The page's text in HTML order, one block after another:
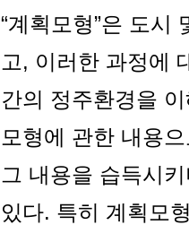
“계획모형”은 도시
고, 이러한 과정에
간의 정주환경을
모형에 관한 내용
그 내용을 습득시
있다. 특히 계획모